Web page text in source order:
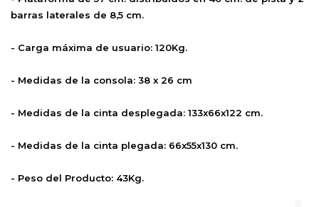
barras laterales de 8,5 cm.
- Carga máxima de usuario: 120Kg.
- Medidas de la consola: 38 x 26 cm
- Medidas de la cinta desplegada: 133x66x122 cm.
- Medidas de la cinta plegada: 66x55x130 cm.
- Peso del Producto: 43Kg.